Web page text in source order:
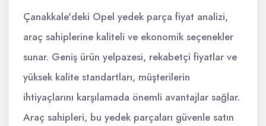
Çanakkale'deki Opel yedek parça fiyat analizi,
araç sahiplerine kaliteli ve ekonomik seçenekler
sunar. Geniş ürün yelpazesi, rekabetçi fiyatlar ve
yüksek kalite standartları, müşterilerin
ihtiyaçlarını karşılamada önemli avantajlar sağlar.
Araç sahipleri, bu yedek parçaları güvenle satın